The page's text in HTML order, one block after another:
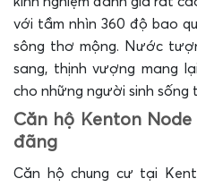
với tầm nhìn 360 độ bao
sông thơ mộng. Nước
sang, thịnh vượng mang
cho những người sinh sống
Căn hộ Kenton
đãng
Căn hộ chung cư tại